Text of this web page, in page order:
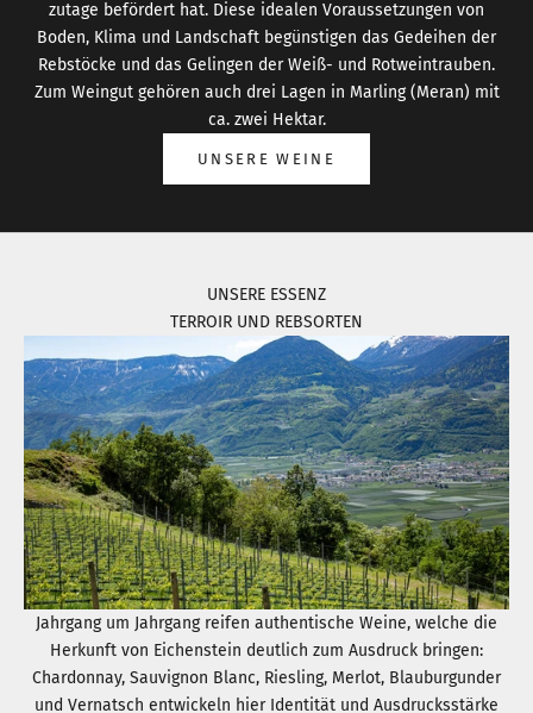
zutage befördert hat. Diese idealen Voraussetzungen von
Boden, Klima und Landschaft begünstigen das Gedeihen der
Rebstöcke und das Gelingen der Weiß- und Rotweintrauben.
Zum Weingut gehören auch drei Lagen in Marling (Meran) mit
ca. zwei Hektar.
UNSERE WEINE
UNSERE ESSENZ
TERROIR UND REBSORTEN
Jahrgang um Jahrgang reifen authentische Weine, welche die
Herkunft von Eichenstein deutlich zum Ausdruck bringen:
Chardonnay, Sauvignon Blanc, Riesling, Merlot, Blauburgunder
und Vernatsch entwickeln hier Identität und Ausdrucksstärke